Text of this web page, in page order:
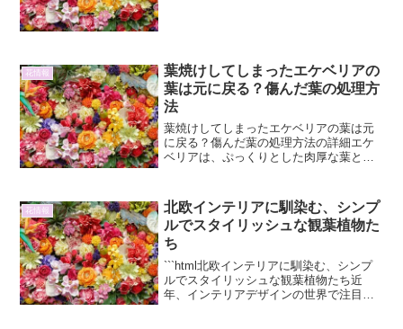
花情報
葉焼けしてしまったエケベリアの
葉は元に戻る？傷んだ葉の処理方
法
葉焼けしてしまったエケベリアの葉は元
に戻る？傷んだ葉の処理方法の詳細エケ
ベリアは、ぷっくりとした肉厚な葉と、
らしい姿ゆえに、ついつい日光に当てす
ぎたり、強い日差しにさら...
花情報
北欧インテリアに馴染む、シンプ
ルでスタイリッシュな観葉植物た
ち
```html北欧インテリアに馴染む、シンプ
ルでスタイリッシュな観葉植物たち近
年、インテリアデザインの世界で注目を